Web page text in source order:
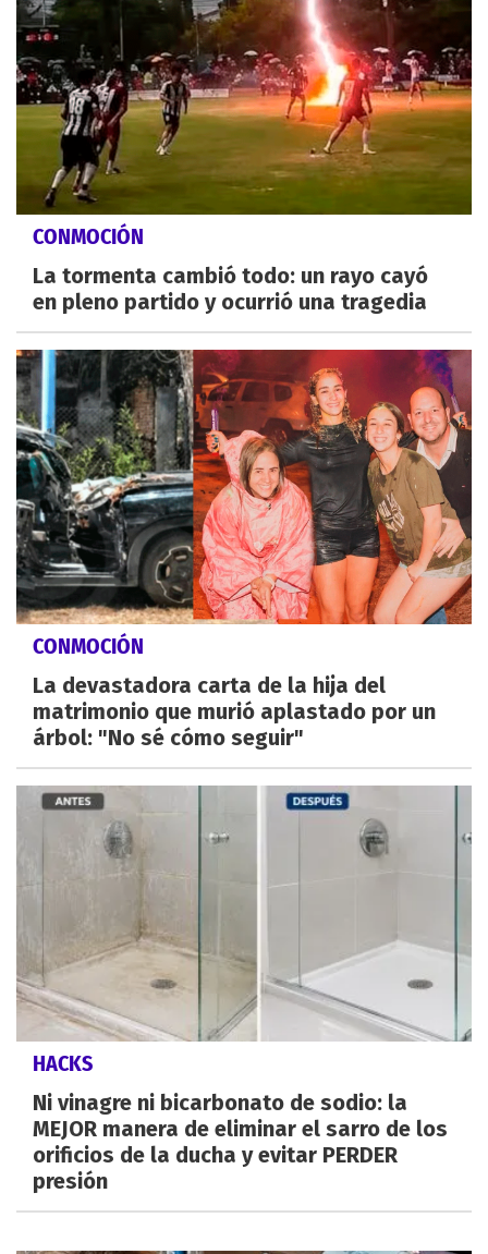
CONMOCIÓN
La tormenta cambió todo: un rayo cayó
en pleno partido y ocurrió una tragedia
CONMOCIÓN
La devastadora carta de la hija del
matrimonio que murió aplastado por un
árbol: "No sé cómo seguir"
HACKS
Ni vinagre ni bicarbonato de sodio: la
MEJOR manera de eliminar el sarro de los
orificios de la ducha y evitar PERDER
presión